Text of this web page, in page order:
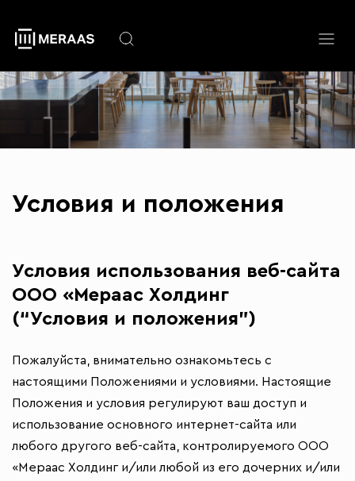
основному
содержанию
Условия и положения
Условия использования веб-сайта
ООО «Мераас Холдинг
(“Условия и положения”)
Пожалуйста, внимательно ознакомьтесь с
настоящими Положениями и условиями. Настоящие
Положения и условия регулируют ваш доступ и
использование основного интернет-сайта или
любого другого веб-сайта, контролируемого ООО
«Мераас Холдинг и/или любой из его дочерних и/или